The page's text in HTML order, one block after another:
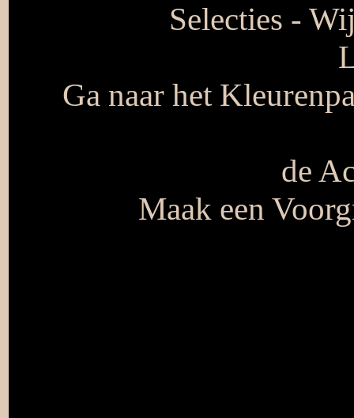
Selecties -
Ga naar het
de
Maak een